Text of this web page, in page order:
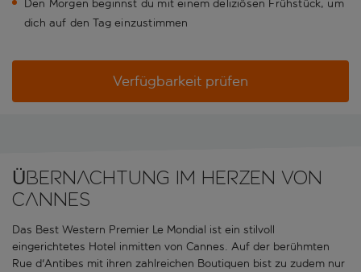
Den Morgen beginnst du mit einem deliziösen Frühstück, um
dich auf den Tag einzustimmen
Verfügbarkeit prüfen
Übernachtung im Herzen von
Cannes
Das Best Western Premier Le Mondial ist ein stilvoll
eingerichtetes Hotel inmitten von Cannes. Auf der berühmten
Rue d'Antibes mit ihren zahlreichen Boutiquen bist zu zudem nur